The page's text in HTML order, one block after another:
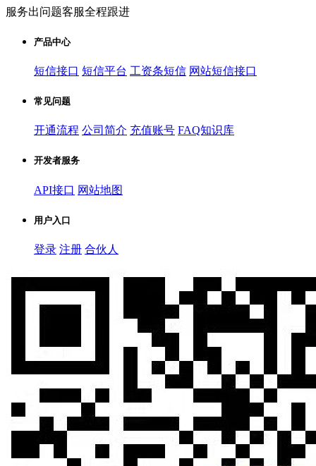
服务出问题客服全程跟进
产品中心
短信接口 短信平台 工资条短信 网站短信接口
常见问题
开通流程 公司简介 充值账号 FAQ知识库
开发者服务
API接口 网站地图
用户入口
登录 注册 合伙人